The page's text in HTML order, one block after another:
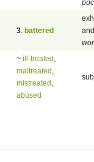
3 battered
~ ill-treated
maltreated
mistreated
abused